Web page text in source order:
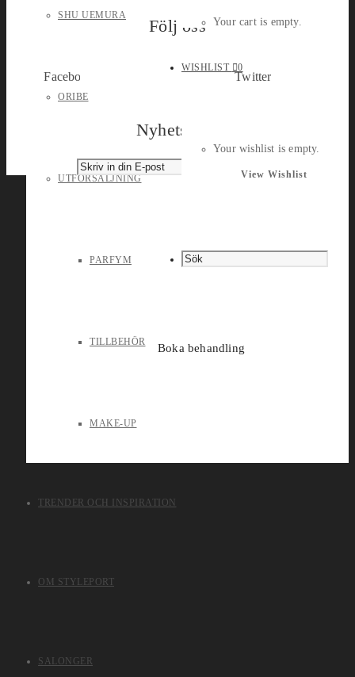
SHU UEMURA
ORIBE
UTFÖRSÄLJNING
PARFYM
TILLBEHÖR
MAKE-UP
TRENDER OCH INSPIRATION
OM STYLEPORT
SALONGER
Your cart is empty.
WISHLIST 0
Your wishlist is empty.
View Wishlist
Boka behandling
Följ oss
Facebook Twitter
Nyhetsbrev